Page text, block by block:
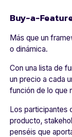
Buy-a-
Más que un
o dinámica.
Con una lista de
un precio a cada
función de lo que
Los participantes
producto,
penséis que